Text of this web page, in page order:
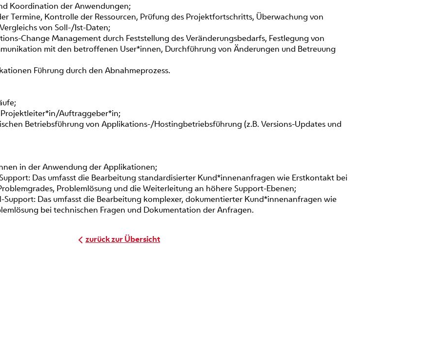
Koordination der Anwendungen;
Termine, Kontrolle der Ressourcen, Prüfung des Projektfortschritts, Überwachung von
von Soll-/Ist-Daten;
Change Management durch Feststellung des Veränderungsbedarfs, Festlegung von
mit den betroffenen User*innen, Durchführung von Änderungen und Betreuung
Führung durch den Abnahmeprozess.
Auftraggeber*in;
Betriebsführung von Applikations-/Hostingbetriebsführung (z.B. Versions-Updates und
in der Anwendung der Applikationen;
Das umfasst die Bearbeitung standardisierter Kund*innenanfragen wie Erstkontakt bei
Problemlösung und die Weiterleitung an höhere Support-Ebenen;
Support: Das umfasst die Bearbeitung komplexer, dokumentierter Kund*innenanfragen wie
bei technischen Fragen und Dokumentation der Anfragen.
zurück zur Übersicht